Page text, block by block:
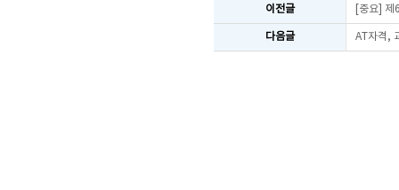
이전글 [중요]
다음글 AT자격,